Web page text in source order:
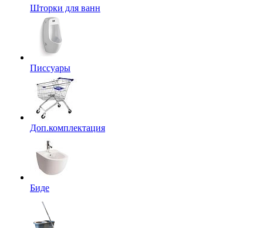
Шторки для ванн
Писсуары
Доп.комплектация
Биде